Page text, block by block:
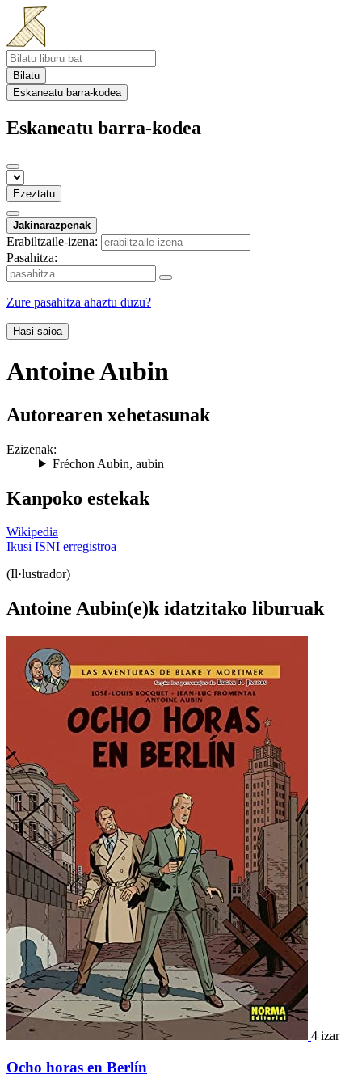
Bilatu
Eskaneatu barra-kodea
Eskaneatu barra-kodea
Ezeztatu
Jakinarazpenak
Erabiltzaile-izena:
Pasahitza:
Zure pasahitza ahaztu duzu?
Hasi saioa
Antoine Aubin
Autorearen xehetasunak
Ezizenak:
Fréchon Aubin, aubin
Kanpoko estekak
Wikipedia
Ikusi ISNI erregistroa
(Il·lustrador)
Antoine Aubin(e)k idatzitako liburuak
4 izar
Ocho horas en Berlín